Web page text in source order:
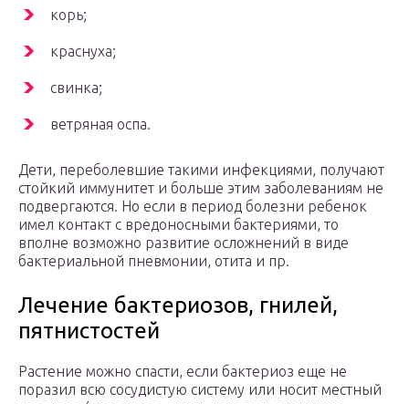
корь;
краснуха;
свинка;
ветряная оспа.
Дети, переболевшие такими инфекциями, получают
стойкий иммунитет и больше этим заболеваниям не
подвергаются. Но если в период болезни ребенок
имел контакт с вредоносными бактериями, то
вполне возможно развитие осложнений в виде
бактериальной пневмонии, отита и пр.
Лечение бактериозов, гнилей,
пятнистостей
Растение можно спасти, если бактериоз еще не
поразил всю сосудистую систему или носит местный